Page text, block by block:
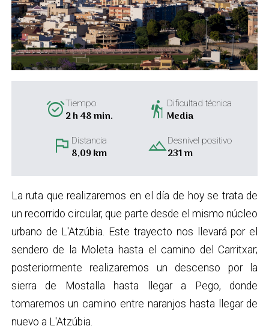
alarm_onTiempo
2 h 48 min. hikingDificultad técnica
Media
flag Distancia
8,09 km landscapeDesnivel positivo
231 m
La ruta que realizaremos en el día de hoy se trata de
un recorrido circular, que parte desde el mismo núcleo
urbano de L'Atzúbia. Este trayecto nos llevará por el
sendero de la Moleta hasta el camino del Carritxar;
posteriormente realizaremos un descenso por la
sierra de Mostalla hasta llegar a Pego, donde
tomaremos un camino entre naranjos hasta llegar de
nuevo a L'Atzúbia.